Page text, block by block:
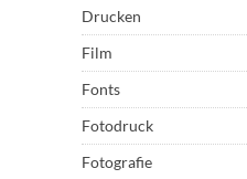
Drucken
Film
Fonts
Fotodruck
Fotografie